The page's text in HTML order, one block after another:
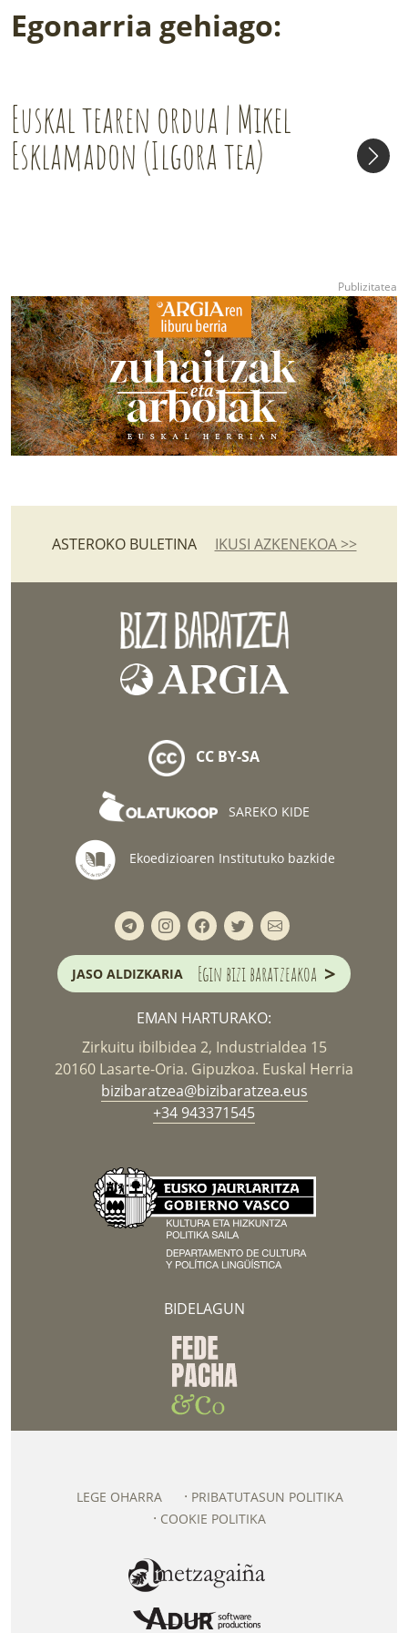
Egonarria gehiago:
Euskal tearen ordua | Mikel
Esklamadon (Ilgora tea)
ASTEROKO BULETINA IKUSI AZKENEKOA >>
CC BY-SA
SAREKO KIDE
Ekoedizioaren Institutuko bazkide
JASO ALDIZKARIA Egin bizi baratzeakoa >
EMAN HARTURAKO:
Zirkuitu ibilbidea 2, Industrialdea 15
20160 Lasarte-Oria. Gipuzkoa. Euskal Herria
bizibaratzea@bizibaratzea.eus
+34 943371545
BIDELAGUN
LEGE OHARRA
PRIBATUTASUN POLITIKA
COOKIE POLITIKA